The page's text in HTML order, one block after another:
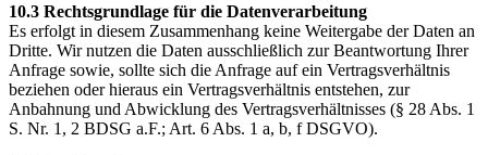
10.3 Rechtsgrundlage für die Datenverarbeitung
Es erfolgt in diesem Zusammenhang keine Weitergabe der Daten an
Dritte. Wir nutzen die Daten ausschließlich zur Beantwortung Ihrer
Anfrage sowie, sollte sich die Anfrage auf ein Vertragsverhältnis
beziehen oder hieraus ein Vertragsverhältnis entstehen, zur
Anbahnung und Abwicklung des Vertragsverhältnisses (§ 28 Abs. 1
S. Nr. 1, 2 BDSG a.F.; Art. 6 Abs. 1 a, b, f DSGVO).